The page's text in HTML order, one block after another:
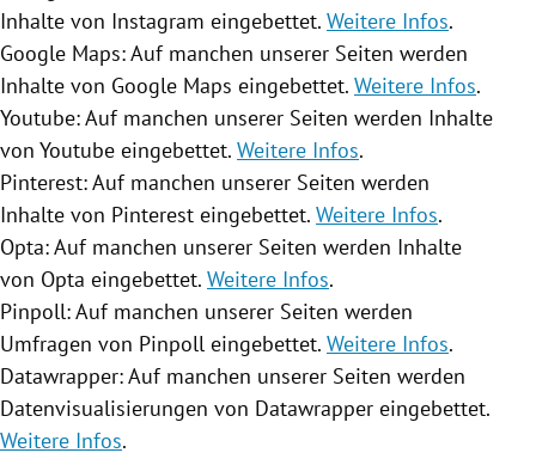
Inhalte von Instagram eingebettet. Weitere Infos.
Google Maps: Auf manchen unserer Seiten werden
Inhalte von Google Maps eingebettet. Weitere Infos.
Youtube: Auf manchen unserer Seiten werden Inhalte
von Youtube eingebettet. Weitere Infos.
Pinterest: Auf manchen unserer Seiten werden
Inhalte von Pinterest eingebettet. Weitere Infos.
Opta: Auf manchen unserer Seiten werden Inhalte
von Opta eingebettet. Weitere Infos.
Pinpoll: Auf manchen unserer Seiten werden
Umfragen von Pinpoll eingebettet. Weitere Infos.
Datawrapper: Auf manchen unserer Seiten werden
Datenvisualisierungen von Datawrapper eingebettet.
Weitere Infos.